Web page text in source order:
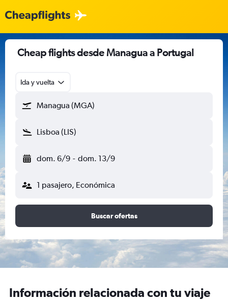
Cheap flights desde Managua a Portugal
Ida y vuelta
Managua (MGA)
Lisboa (LIS)
dom. 6/9 - dom. 13/9
1 pasajero, Económica
Buscar ofertas
Información relacionada con tu viaje